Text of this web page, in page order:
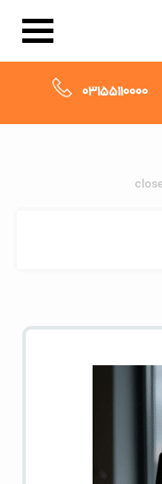
03155110000